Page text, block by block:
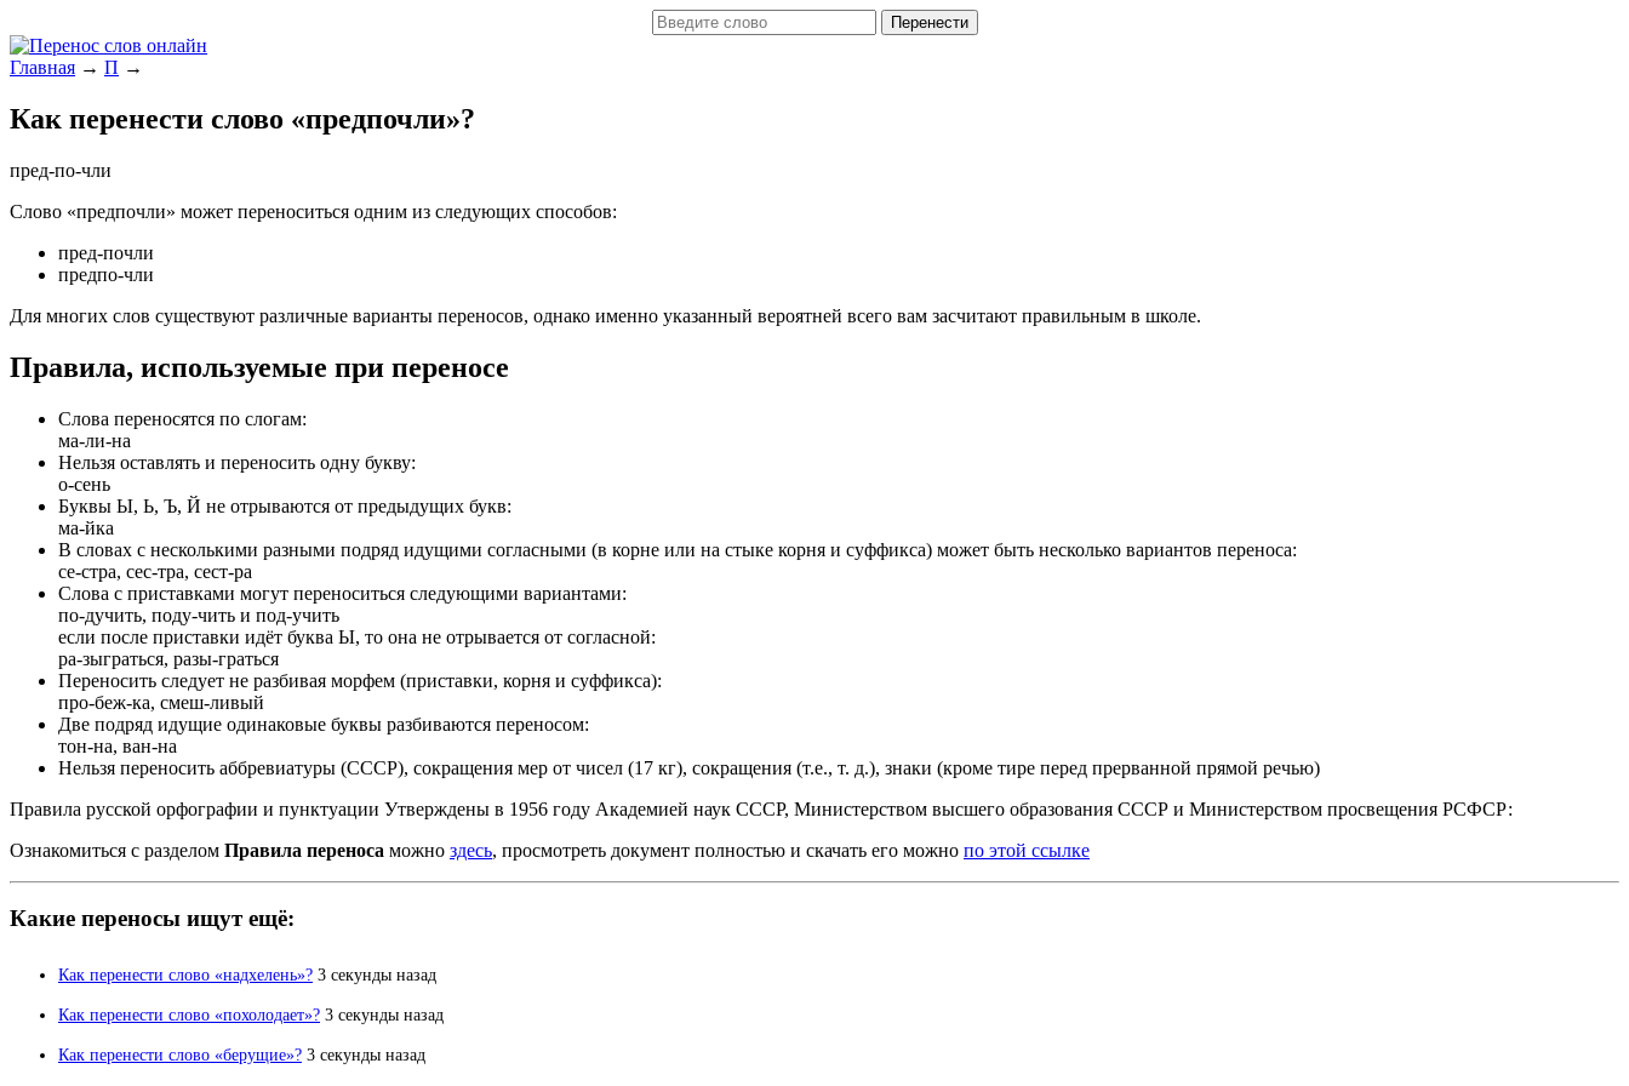
Главная → П →
Как перенести слово «предпо­чли»?
пред-по­-чли
Слово «предпо­чли» может переноситься одним из следующих способов:
пред-по­чли
предпо­-чли
Для многих слов существуют различные варианты переносов, однако именно указанный вероятней всего вам засчитают правильным в школе.
Правила, используемые при переносе
Слова переносятся по слогам:
ма-ли-на
Нельзя оставлять и переносить одну букву:
о-сень
Буквы Ы, Ь, Ъ, Й не отрываются от предыдущих букв:
ма-йка
В словах с несколькими разными подряд идущими согласными (в корне или на стыке корня и суффикса) может быть несколько вариантов переноса:
се-стра, сес-тра, сест-ра
Слова с приставками могут переноситься следующими вариантами:
по-дучить, поду-чить и под-учить
если после приставки идёт буква Ы, то она не отрывается от согласной:
ра-зыграться, разы-граться
Переносить следует не разбивая морфем (приставки, корня и суффикса):
про-беж-ка, смеш-ливый
Две подряд идущие одинаковые буквы разбиваются переносом:
тон-на, ван-на
Нельзя переносить аббревиатуры (СССР), сокращения мер от чисел (17 кг), сокращения (т.е., т. д.), знаки (кроме тире перед прерванной прямой речью)
Правила русской орфографии и пунктуации Утверждены в 1956 году Академией наук СССР, Министерством высшего образования СССР и Министерством просвещения РСФСР:
Ознакомиться с разделом Правила переноса можно здесь, просмотреть документ полностью и скачать его можно по этой ссылке
Какие переносы ищут ещё:
Как перенести слово «надхелень»? 3 секунды назад
Как перенести слово «похолодает»? 3 секунды назад
Как перенести слово «берущие»? 3 секунды назад